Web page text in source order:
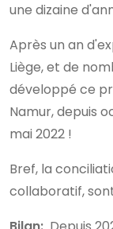
une dizaine
Après un an
Liège, et de
développé ce
Namur, depuis
mai 2022 !
Bref, la
collaboratif,